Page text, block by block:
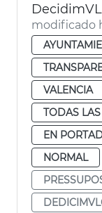
modificado
VALENCIA
TODAS
EN
NORMAL